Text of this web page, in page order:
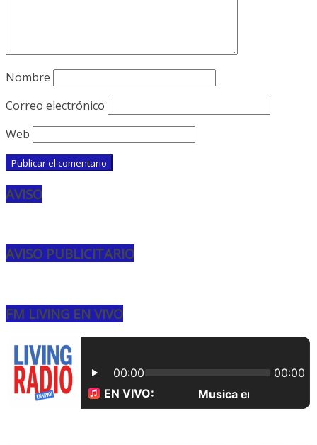
Nombre
Correo electrónico
Web
AVISO
AVISO PUBLICITARIO
FM LIVING EN VIVO